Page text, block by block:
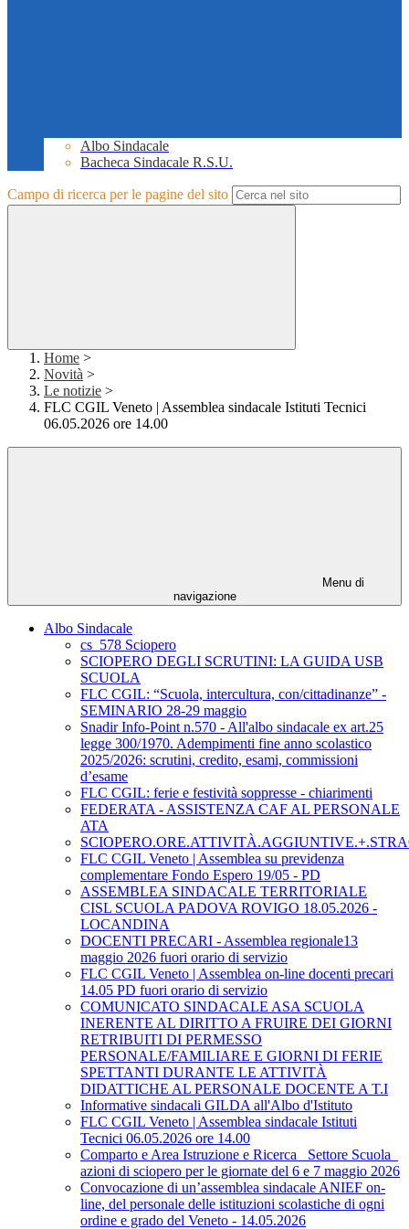
Albo Sindacale
Bacheca Sindacale R.S.U.
Campo di ricerca per le pagine del sito
Home >
Novità >
Le notizie >
FLC CGIL Veneto | Assemblea sindacale Istituti Tecnici
06.05.2026 ore 14.00
Menu di
navigazione
Albo Sindacale
cs_578 Sciopero
SCIOPERO DEGLI SCRUTINI: LA GUIDA USB
SCUOLA
FLC CGIL: “Scuola, intercultura, con/cittadinanze” -
SEMINARIO 28-29 maggio
Snadir Info-Point n.570 - All'albo sindacale ex art.25
legge 300/1970. Adempimenti fine anno scolastico
2025/2026: scrutini, credito, esami, commissioni
d’esame
FLC CGIL: ferie e festività soppresse - chiarimenti
FEDERATA - ASSISTENZA CAF AL PERSONALE
ATA
FLC CGIL Veneto | Assemblea su previdenza
complementare Fondo Espero 19/05 - PD
ASSEMBLEA SINDACALE TERRITORIALE
CISL SCUOLA PADOVA ROVIGO 18.05.2026 -
LOCANDINA
DOCENTI PRECARI - Assemblea regionale13
maggio 2026 fuori orario di servizio
FLC CGIL Veneto | Assemblea on-line docenti precari
14.05 PD fuori orario di servizio
COMUNICATO SINDACALE ASA SCUOLA
INERENTE AL DIRITTO A FRUIRE DEI GIORNI
RETRIBUITI DI PERMESSO
PERSONALE/FAMILIARE E GIORNI DI FERIE
SPETTANTI DURANTE LE ATTIVITÀ
DIDATTICHE AL PERSONALE DOCENTE A T.I
Informative sindacali GILDA all'Albo d'Istituto
FLC CGIL Veneto | Assemblea sindacale Istituti
Tecnici 06.05.2026 ore 14.00
Comparto e Area Istruzione e Ricerca_ Settore Scuola_
azioni di sciopero per le giornate del 6 e 7 maggio 2026
Convocazione di un’assemblea sindacale ANIEF on-
line, del personale delle istituzioni scolastiche di ogni
ordine e grado del Veneto - 14.05.2026